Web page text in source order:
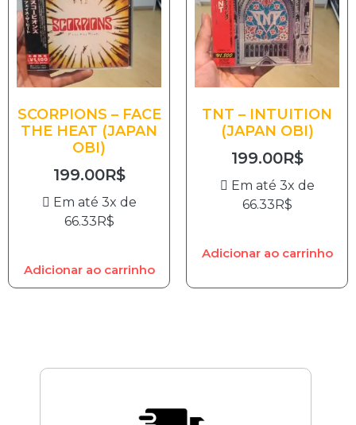
SCORPIONS – FACE
THE HEAT (JAPAN
OBI)
199.00R$
Em até 3x de
66.33R$
Adicionar ao carrinho
TNT – INTUITION
(JAPAN OBI)
199.00R$
Em até 3x de
66.33R$
Adicionar ao carrinho